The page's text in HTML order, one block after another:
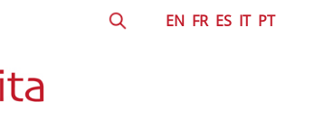
EN FR ES IT PT